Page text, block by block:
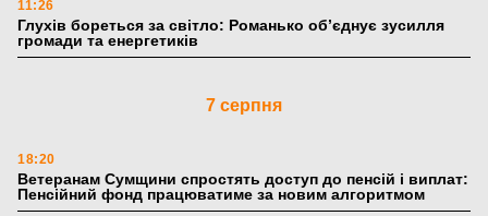
11:26
Глухів бореться за світло: Романько об’єднує зусилля
громади та енергетиків
7 серпня
18:20
Ветеранам Сумщини спростять доступ до пенсій і виплат:
Пенсійний фонд працюватиме за новим алгоритмом